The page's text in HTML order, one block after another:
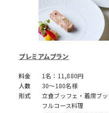
プレミアムプラン
料金
1名：11,880円
人数
30～180名様
形式
立食ブッフェ・着席ブッ
フルコース料理